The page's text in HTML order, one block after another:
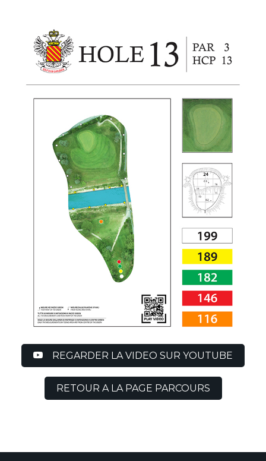
REGARDER LA VIDEO SUR YOUTUBE
RETOUR A LA PAGE PARCOURS